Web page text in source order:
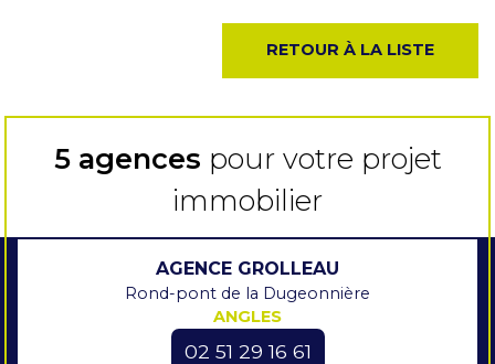
RETOUR À LA LISTE
5 agences pour votre projet
immobilier
AGENCE GROLLEAU
Rond-pont de la Dugeonnière
ANGLES
02 51 29 16 61